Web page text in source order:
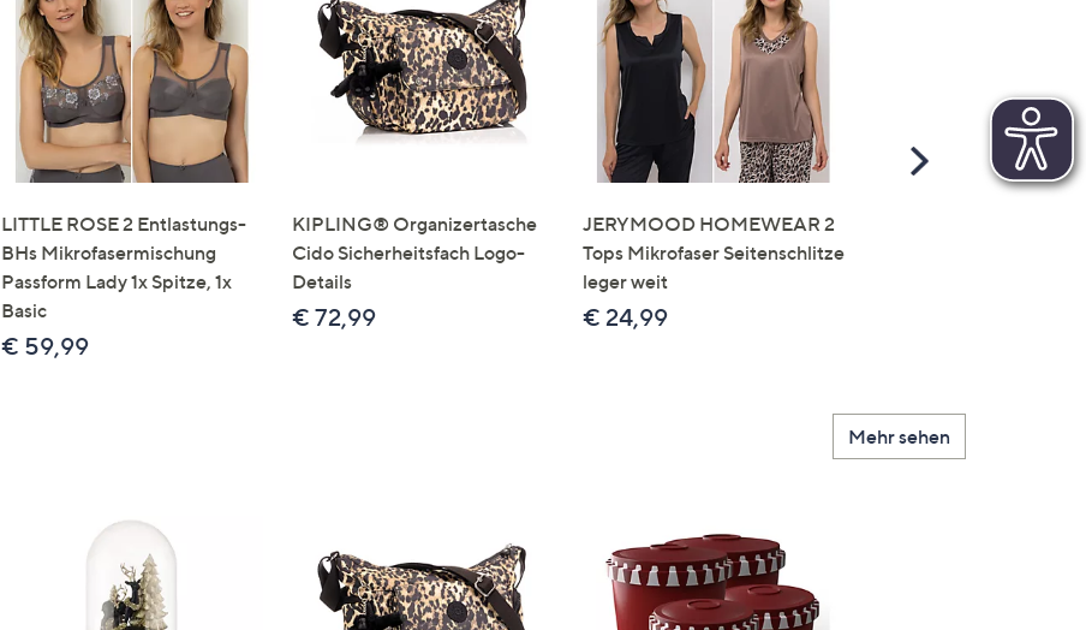
Touch-
Geräten
nach
links
bzw.
rechts,
um
diese
anzuzeigen.
LITTLE ROSE 2 Entlastungs-
BHs Mikrofasermischung
Passform Lady 1x Spitze, 1x
Basic
€ 59,99
KIPLING® Organizertasche
Cido Sicherheitsfach Logo-
Details
€ 72,99
JERYMOOD HOMEWEAR 2
Tops Mikrofaser Seitenschlitze
leger weit
€ 24,99
Scroll
Mehr sehen